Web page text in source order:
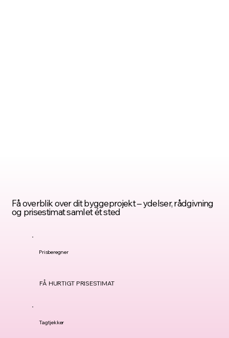
Få overblik over dit byggeprojekt – ydelser, rådgivning
og prisestimat samlet ét sted
Prisberegner
FÅ HURTIGT PRISESTIMAT
Tagtjekker